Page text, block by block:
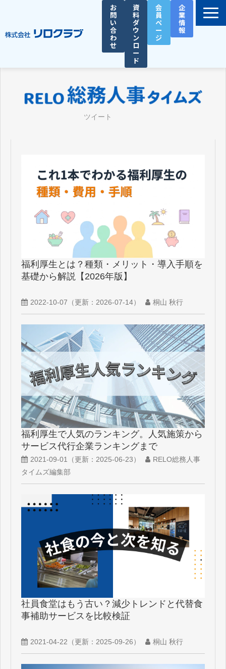
お
問
い
合
わ
せ
資
料
ダ
ウ
ン
ロ
ー
ド
会
員
ペ
ー
ジ
企
業
情
報
サービス一覧
お役立ち資料
総務人事タイムズ
ツイート
福利厚生とは？種類・メリット・導入手順を
基礎から解説【2026年版】
2022-10-07 （更新： 2026-07-14） 桐山 秋行
福利厚生で人気のランキング。人気施策から
サービス代行企業ランキングまで
2021-09-01 （更新： 2025-06-23）
RELO総務人事
タイムズ編集部
社員食堂はもう古い？減少トレンドと代替食
事補助サービスを比較検証
2021-04-22 （更新： 2025-09-26） 桐山 秋行